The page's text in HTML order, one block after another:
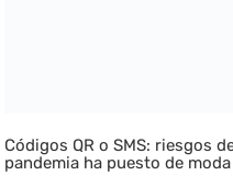
Códigos QR o SMS: riesgos
pandemia ha puesto de moda